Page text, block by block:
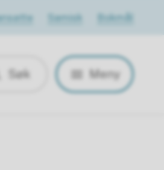
Samisk Bokmål
Søk Meny